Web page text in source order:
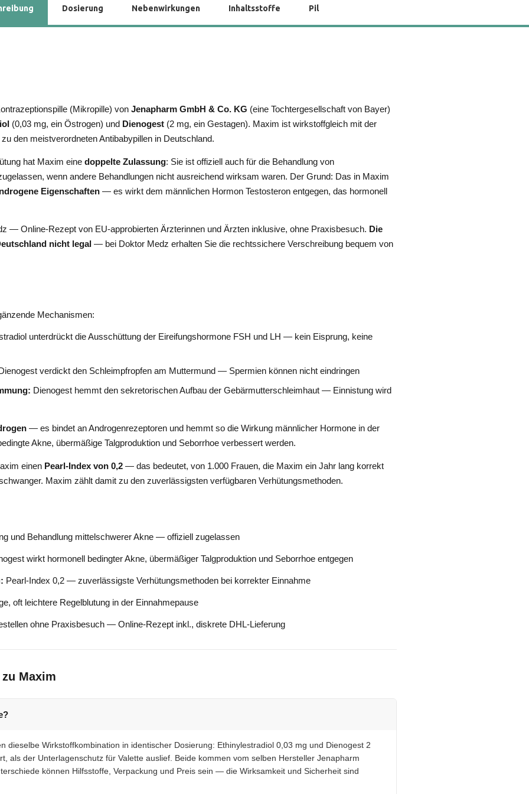
(Mikropille) von Jenapharm GmbH & Co. KG (eine Tochtergesellschaft von Bayer)
(0,03 mg, ein Östrogen) und Dienogest (2 mg, ein Gestagen). Maxim ist wirkstoffgleich mit der
den meistverordneten Antibabypillen in Deutschland.
hat Maxim eine doppelte Zulassung: Sie ist offiziell auch für die Behandlung von
wenn andere Behandlungen nicht ausreichend wirksam waren. Der Grund: Das in Maxim
Eigenschaften — es wirkt dem männlichen Hormon Testosteron entgegen, das hormonell
— Online-Rezept von EU-approbierten Ärzterinnen und Ärzten inklusive, ohne Praxisbesuch. Die
nicht legal — bei Doktor Medz erhalten Sie die rechtssichere Verschreibung bequem von
Mechanismen:
unterdrückt die Ausschüttung der Eireifungshormone FSH und LH — kein Eisprung, keine
verdickt den Schleimpfropfen am Muttermund — Spermien können nicht eindringen
Dienogest hemmt den sekretorischen Aufbau der Gebärmutterschleimhaut — Einnistung wird
— es bindet an Androgenrezeptoren und hemmt so die Wirkung männlicher Hormone in der
Akne, übermäßige Talgproduktion und Seborrhoe verbessert werden.
einen Pearl-Index von 0,2 — das bedeutet, von 1.000 Frauen, die Maxim ein Jahr lang korrekt
Maxim zählt damit zu den zuverlässigsten verfügbaren Verhütungsmethoden.
und Behandlung mittelschwerer Akne — offiziell zugelassen
wirkt hormonell bedingter Akne, übermäßiger Talgproduktion und Seborrhoe entgegen
Pearl-Index 0,2 — zuverlässigste Verhütungsmethoden bei korrekter Einnahme
oft leichtere Regelblutung in der Einnahmepause
ohne Praxisbesuch — Online-Rezept inkl., diskrete DHL-Lieferung
Maxim
dieselbe Wirkstoffkombination in identischer Dosierung: Ethinylestradiol 0,03 mg und Dienogest 2
als der Unterlagenschutz für Valette auslief. Beide kommen vom selben Hersteller Jenapharm
können Hilfsstoffe, Verpackung und Preis sein — die Wirksamkeit und Sicherheit sind
Dosierung Nebenwirkungen Inhaltsstoffe Pil